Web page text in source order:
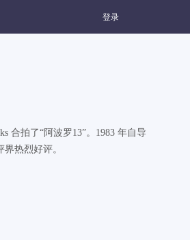
登录
合拍了“阿波罗13”。1983 年自导
热烈好评。